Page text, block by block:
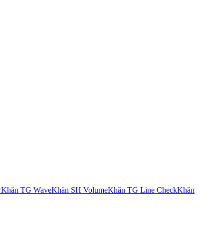
Khăn TG WaveKhăn SH VolumeKhăn TG Line CheckKhăn